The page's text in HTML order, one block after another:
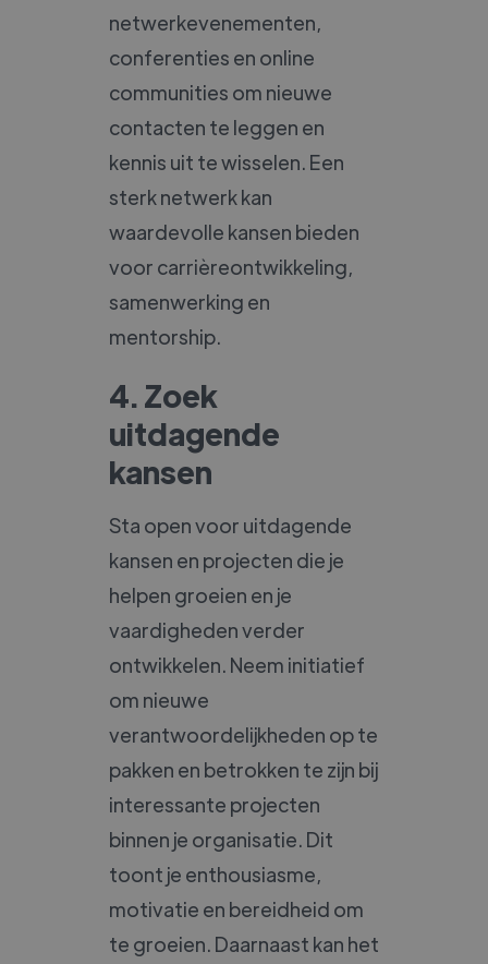
netwerkevenementen,
conferenties en online
communities om nieuwe
contacten te leggen en
kennis uit te wisselen. Een
sterk netwerk kan
waardevolle kansen bieden
voor carrièreontwikkeling,
samenwerking en
mentorship.
4. Zoek
uitdagende
kansen
Sta open voor uitdagende
kansen en projecten die je
helpen groeien en je
vaardigheden verder
ontwikkelen. Neem initiatief
om nieuwe
verantwoordelijkheden op te
pakken en betrokken te zijn bij
interessante projecten
binnen je organisatie. Dit
toont je enthousiasme,
motivatie en bereidheid om
te groeien. Daarnaast kan het